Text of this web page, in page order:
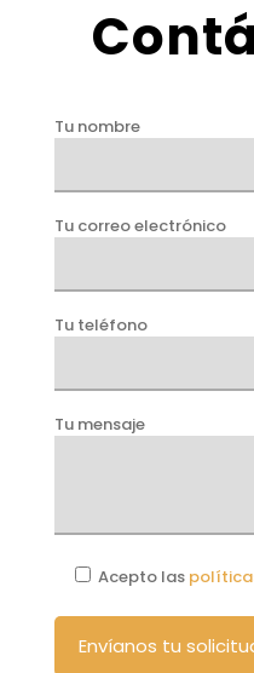
Tu nombre
Tu correo electrónico
Tu teléfono
Tu mensaje
Acepto las